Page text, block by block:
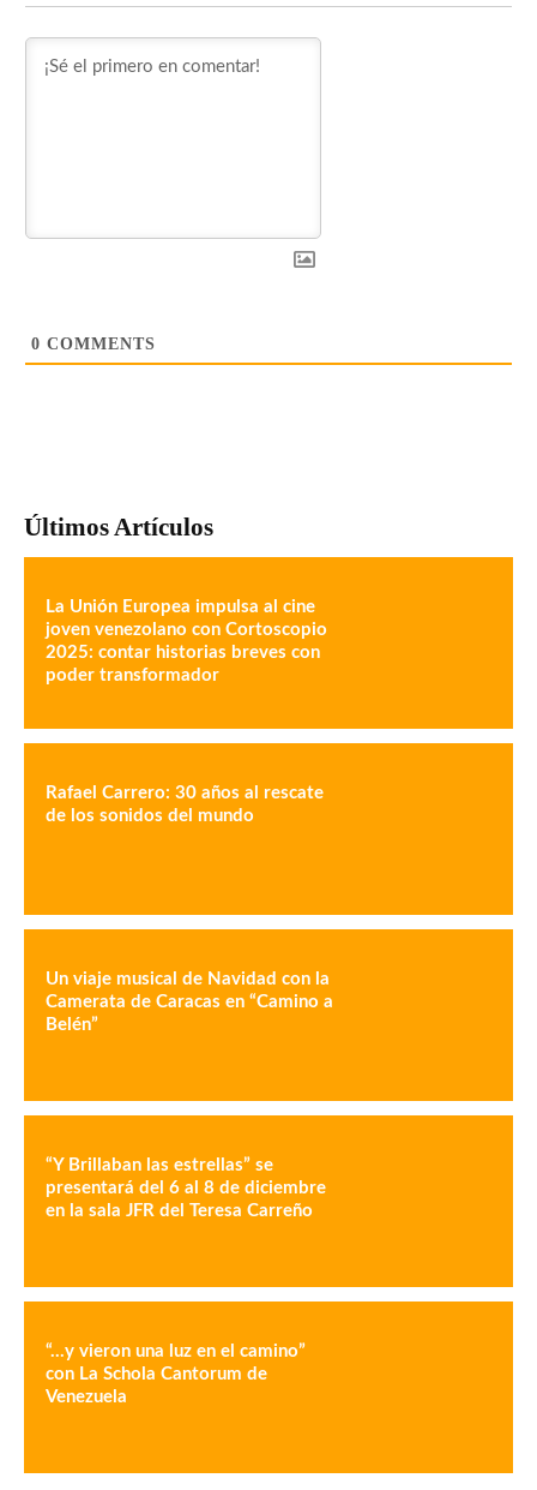
0 COMMENTS
Últimos Artículos
La Unión Europea impulsa al cine
joven venezolano con Cortoscopio
2025: contar historias breves con
poder transformador
Rafael Carrero: 30 años al rescate
de los sonidos del mundo
Un viaje musical de Navidad con la
Camerata de Caracas en “Camino a
Belén”
“Y Brillaban las estrellas” se
presentará del 6 al 8 de diciembre
en la sala JFR del Teresa Carreño
“…y vieron una luz en el camino”
con La Schola Cantorum de
Venezuela